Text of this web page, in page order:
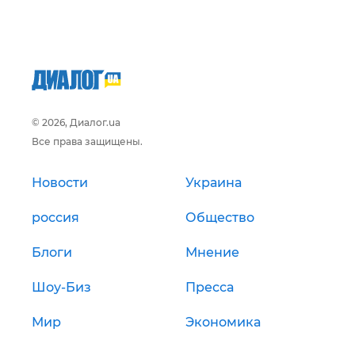
© 2026, Диалог.ua
Все права защищены.
Новости Украина
россия Общество
Блоги Мнение
Шоу-Биз Пресса
Мир Экономика